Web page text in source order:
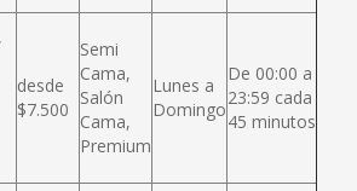
desde
$7.500
Semi
Cama,
Salón
Cama,
Premium
Lunes a
Domingo
De 00:00 a
23:59 cada
45 minutos